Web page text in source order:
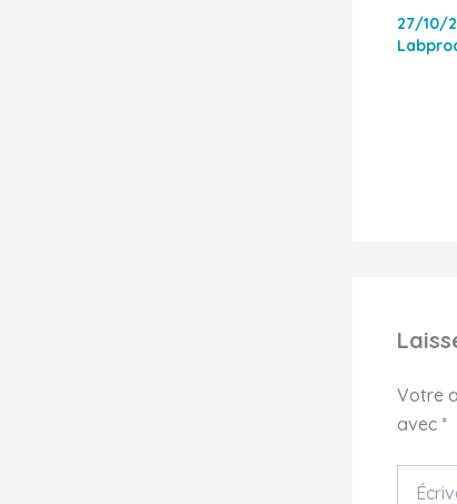
27/10/
Votre
avec *
ici…